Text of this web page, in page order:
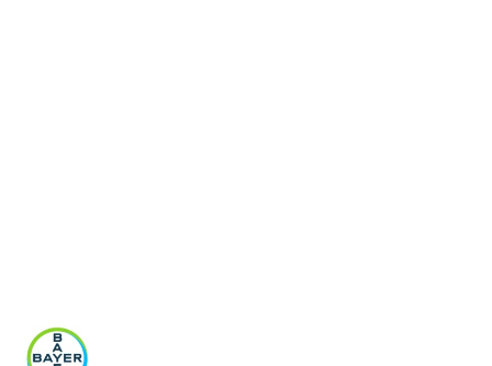
NAZWA
PRODUCENTA:
BAYER